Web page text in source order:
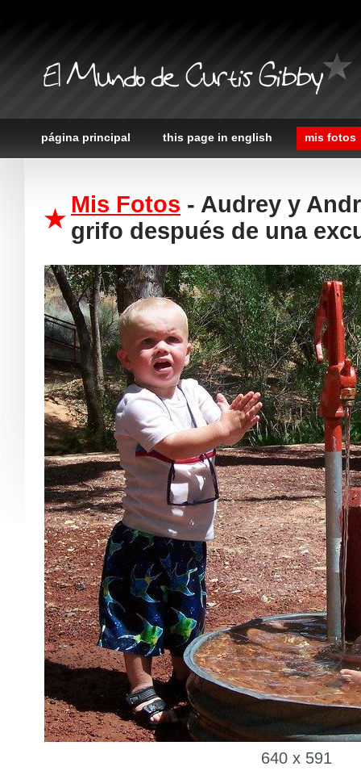
El Mundo de Curtis Gibby
página principal this page in english mis fotos
Mis Fotos - Audrey y
grifo después de una
640 x 591